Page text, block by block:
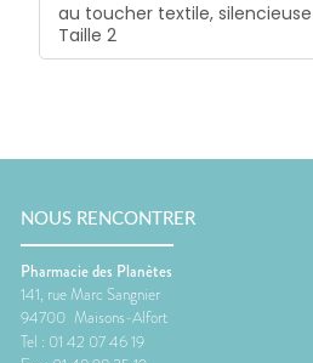
au toucher textile,
Taille 2
NOUS RENCONTRER
Pharmacie des Planètes
141, rue Marc Sangnier
94700 Maisons-Alfort
Tel : 01 42 07 46 19